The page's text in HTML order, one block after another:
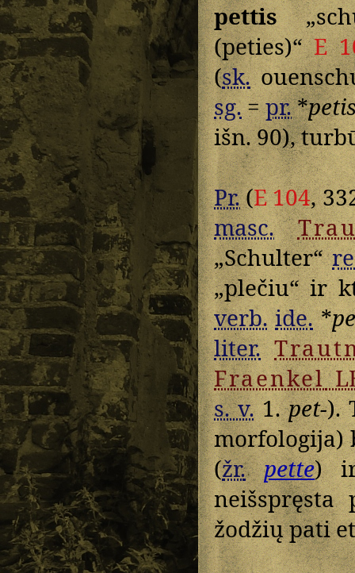
pettis
(peties)“E
(sk.
sg.=pr.*
išn. 90),
Pr.(E 104,
masc.
„Schulter“
„plečiu“ ir
verb. ide.*
liter.
Fraenkel
s. v.1.pet-).
morfologija)
(žr. pette)
žodžių pati